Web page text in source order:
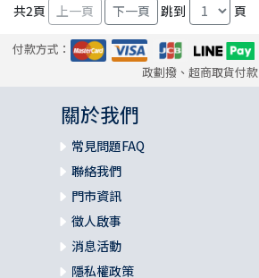
共2頁 跳到 頁
付款方式：
政劃撥、超商取貨付款
關於我們
常見問題FAQ
聯絡我們
門市資訊
徵人啟事
消息活動
隱私權政策